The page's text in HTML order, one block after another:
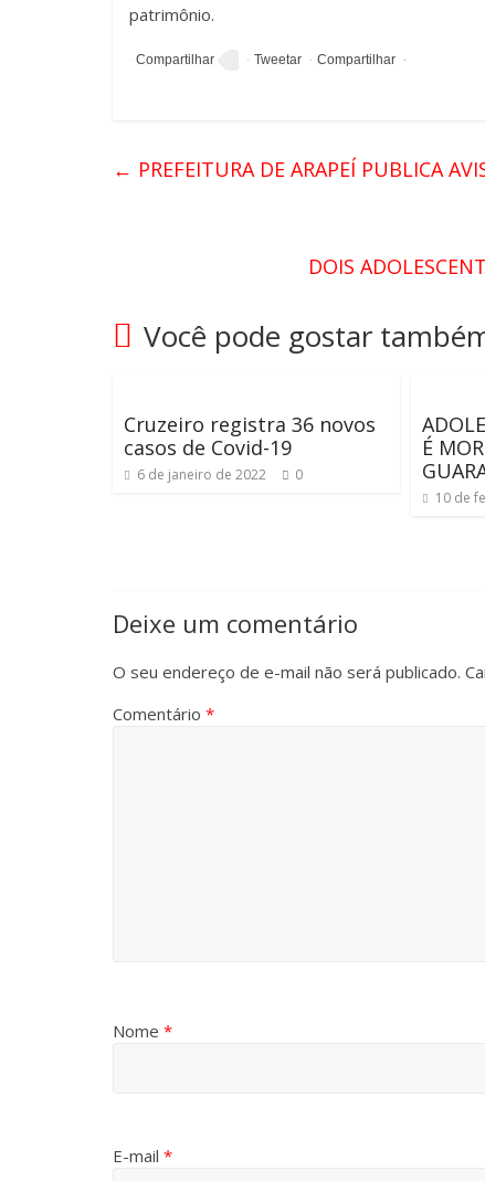
patrimônio.
← PREFEITURA DE ARAPEÍ PUBLICA
DOIS
Você pode gostar
Cruzeiro registra 36 novos
casos de Covid-19
6 de janeiro de 2022 0
É
10 de
Deixe um comentário
O seu endereço de e-mail não será publicado.
Comentário *
Nome *
E-mail *